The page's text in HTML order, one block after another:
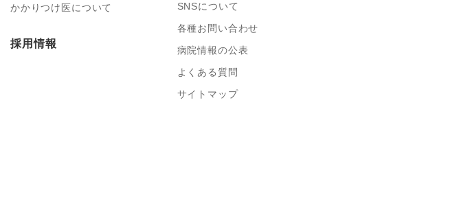
かかりつけ医について
採用情報
SNSについて
各種お問い合わせ
病院情報の公表
よくある質問
サイトマップ